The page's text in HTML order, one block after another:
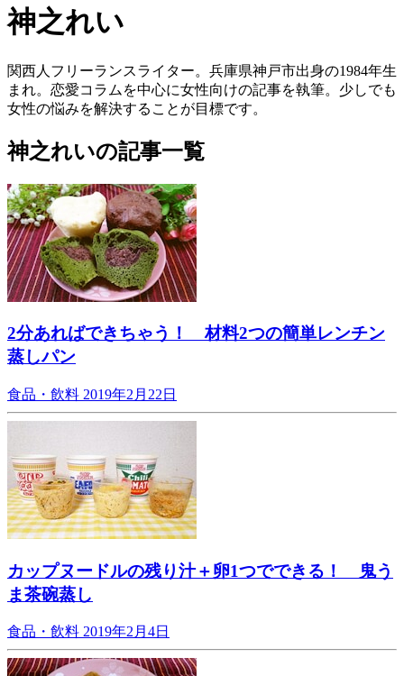
神之れい
関西人フリーランスライター。兵庫県神戸市出身の1984年生
まれ。恋愛コラムを中心に女性向けの記事を執筆。少しでも
女性の悩みを解決することが目標です。
神之れいの記事一覧
2分あればできちゃう！ 材料2つの簡単レンチン
蒸しパン
食品・飲料 2019年2月22日
カップヌードルの残り汁＋卵1つでできる！ 鬼う
ま茶碗蒸し
食品・飲料 2019年2月4日